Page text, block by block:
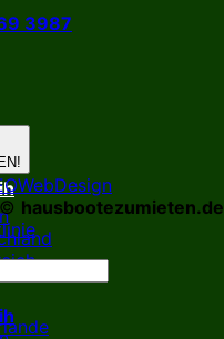
3987
hausbootezumieten.de